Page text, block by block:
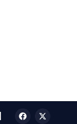
F
a
X
-
T
e
T
i